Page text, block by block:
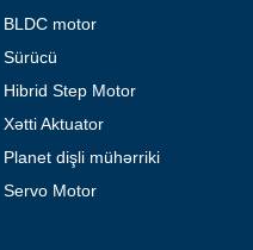
BLDC motor
Sürücü
Hibrid Step Motor
Xətti Aktuator
Planet dişli mühərriki
Servo Motor